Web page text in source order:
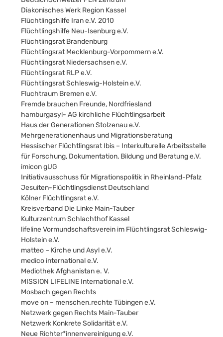
Diakonisches Werk Region Kassel
Flüchtlingshilfe Iran e.V. 2010
Flüchtlingshilfe Neu-Isenburg e.V.
Flüchtlingsrat Brandenburg
Flüchtlingsrat Mecklenburg-Vorpommern e.V.
Flüchtlingsrat Niedersachsen e.V.
Flüchtlingsrat RLP e.V.
Flüchtlingsrat Schleswig-Holstein e.V.
Fluchtraum Bremen e.V.
Fremde brauchen Freunde, Nordfriesland
hamburgasyl- AG kirchliche Flüchtlingsarbeit
Haus der Generationen Stolzenau e.V.
Mehrgenerationenhaus und Migrationsberatung
Hessischer Flüchtlingsrat Ibis – Interkulturelle Arbeitsstelle
für Forschung, Dokumentation, Bildung und Beratung e.V.
imicon gUG
Initiativausschuss für Migrationspolitik in Rheinland-Pfalz
Jesuiten-Flüchtlingsdienst Deutschland
Kölner Flüchtlingsrat e.V.
Kreisverband Die Linke Main-Tauber
Kulturzentrum Schlachthof Kassel
lifeline Vormundschaftsverein im Flüchtlingsrat Schleswig-
Holstein e.V.
matteo – Kirche und Asyl e.V.
medico international e.V.
Mediothek Afghanistan e. V.
MISSION LIFELINE International e.V.
Mosbach gegen Rechts
move on – menschen.rechte Tübingen e.V.
Netzwerk gegen Rechts Main-Tauber
Netzwerk Konkrete Solidarität e.V.
Neue Richter*innenvereinigung e.V.